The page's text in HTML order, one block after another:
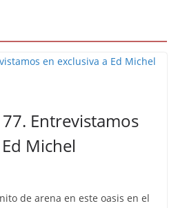
77. Entrevistamos
Michel
de arena en este oasis en el